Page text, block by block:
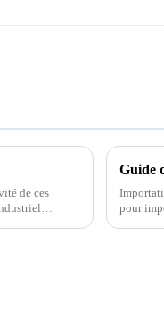
de ces
pour